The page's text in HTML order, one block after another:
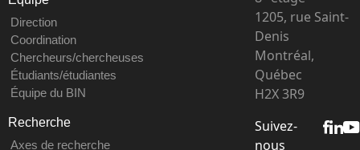
Direction
Coordination
Chercheurs/chercheuses
Étudiants/étudiantes
Équipe du BIN
Recherche
Axes de recherche
1205, rue Saint-
Denis
Montréal,
Québec
H2X 3R9
Suivez-
nous